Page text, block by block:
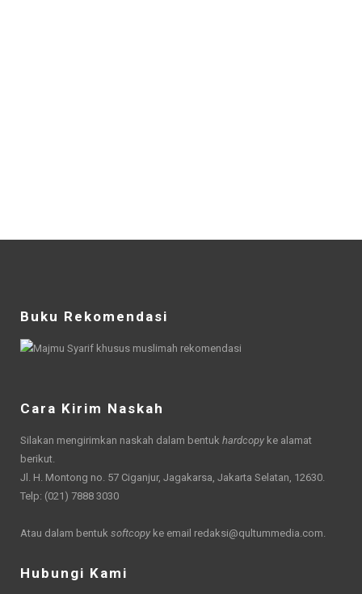
Buku Rekomendasi
Cara Kirim Naskah
Silakan mengirimkan naskah dalam bentuk hardcopy ke alamat
berikut.
Jl. H. Montong no. 57 Ciganjur, Jagakarsa, Jakarta Selatan, 12630.
Telp: (021) 7888 3030
Atau dalam bentuk softcopy ke email redaksi@qultummedia.com.
Hubungi Kami